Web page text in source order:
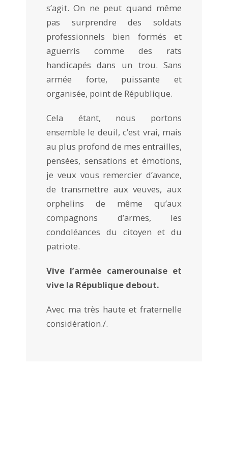
s’agit. On ne peut quand même
pas surprendre des soldats
professionnels bien formés et
aguerris comme des rats
handicapés dans un trou. Sans
armée forte, puissante et
organisée, point de République.
Cela étant, nous portons
ensemble le deuil, c’est vrai, mais
au plus profond de mes entrailles,
pensées, sensations et émotions,
je veux vous remercier d’avance,
de transmettre aux veuves, aux
orphelins de même qu’aux
compagnons d’armes, les
condoléances du citoyen et du
patriote.
Vive l’armée camerounaise et
vive la République debout.
Avec ma très haute et fraternelle
considération./.